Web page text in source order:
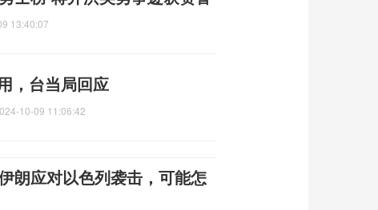
13:40:07
，台当局回应
10-09 11:06:42
朗应对以色列袭击，可能怎